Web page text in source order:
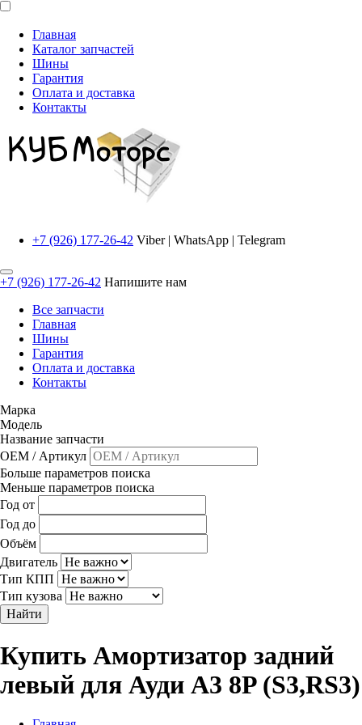
Главная
Каталог запчастей
Шины
Гарантия
Оплата и доставка
Контакты
+7 (926) 177-26-42 Viber | WhatsApp | Telegram
+7 (926) 177-26-42 Напишите нам
Все запчасти
Главная
Шины
Гарантия
Оплата и доставка
Контакты
Марка
Модель
Название запчасти
OEM / Артикул
Больше параметров поиска
Меньше параметров поиска
Год от
Год до
Объём
Двигатель
Тип КПП
Тип кузова
Найти
Купить Амортизатор задний
левый для Ауди A3 8P (S3,RS3)